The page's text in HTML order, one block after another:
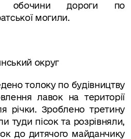
обочини дороги по
могили.
округ
толоку по будівництву
лавок на території
річки. Зроблено третину
туди пісок та розрівняли,
до дитячого майданчику